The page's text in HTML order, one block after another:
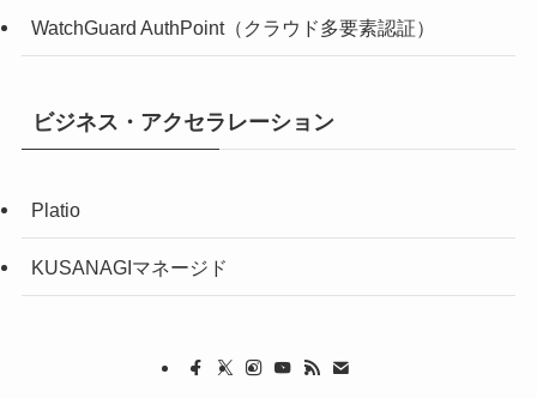
WatchGuard AuthPoint（クラウド多要素認証）
ビジネス・アクセラレーション
Platio
KUSANAGIマネージド